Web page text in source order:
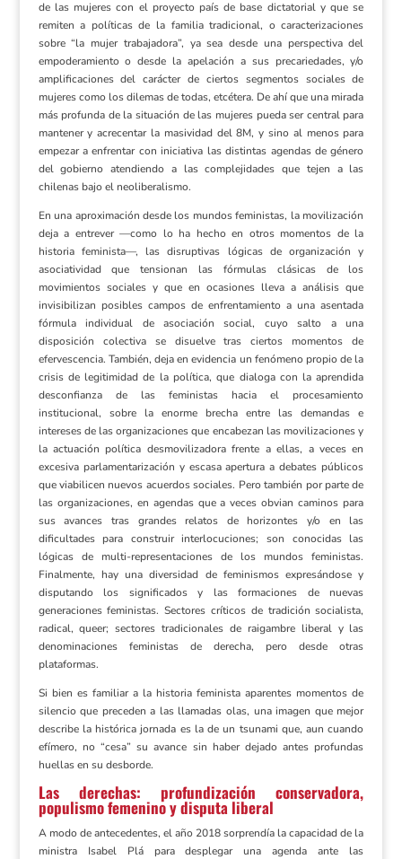
de las mujeres con el proyecto país de base dictatorial y que se
remiten a políticas de la familia tradicional, o caracterizaciones
sobre “la mujer trabajadora”, ya sea desde una perspectiva del
empoderamiento o desde la apelación a sus precariedades, y/o
amplificaciones del carácter de ciertos segmentos sociales de
mujeres como los dilemas de todas, etcétera. De ahí que una mirada
más profunda de la situación de las mujeres pueda ser central para
mantener y acrecentar la masividad del 8M, y sino al menos para
empezar a enfrentar con iniciativa las distintas agendas de género
del gobierno atendiendo a las complejidades que tejen a las
chilenas bajo el neoliberalismo.
En una aproximación desde los mundos feministas, la movilización
deja a entrever —como lo ha hecho en otros momentos de la
historia feminista—, las disruptivas lógicas de organización y
asociatividad que tensionan las fórmulas clásicas de los
movimientos sociales y que en ocasiones lleva a análisis que
invisibilizan posibles campos de enfrentamiento a una asentada
fórmula individual de asociación social, cuyo salto a una
disposición colectiva se disuelve tras ciertos momentos de
efervescencia. También, deja en evidencia un fenómeno propio de la
crisis de legitimidad de la política, que dialoga con la aprendida
desconfianza de las feministas hacia el procesamiento
institucional, sobre la enorme brecha entre las demandas e
intereses de las organizaciones que encabezan las movilizaciones y
la actuación política desmovilizadora frente a ellas, a veces en
excesiva parlamentarización y escasa apertura a debates públicos
que viabilicen nuevos acuerdos sociales. Pero también por parte de
las organizaciones, en agendas que a veces obvian caminos para
sus avances tras grandes relatos de horizontes y/o en las
dificultades para construir interlocuciones; son conocidas las
lógicas de multi-representaciones de los mundos feministas.
Finalmente, hay una diversidad de feminismos expresándose y
disputando los significados y las formaciones de nuevas
generaciones feministas. Sectores críticos de tradición socialista,
radical, queer; sectores tradicionales de raigambre liberal y las
denominaciones feministas de derecha, pero desde otras
plataformas.
Si bien es familiar a la historia feminista aparentes momentos de
silencio que preceden a las llamadas olas, una imagen que mejor
describe la histórica jornada es la de un tsunami que, aun cuando
efímero, no “cesa” su avance sin haber dejado antes profundas
huellas en su desborde.
Las derechas: profundización conservadora,
populismo femenino y disputa liberal
A modo de antecedentes, el año 2018 sorprendía la capacidad de la
ministra Isabel Plá para desplegar una agenda ante las